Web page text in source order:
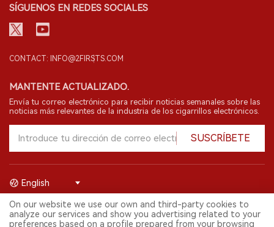
SÍGUENOS EN REDES SOCIALES
CONTACT: INFO@2FIRSTS.COM
MANTENTE ACTUALIZADO.
Envía tu correo electrónico para recibir noticias semanales sobre las
noticias más relevantes de la industria de los cigarrillos electrónicos.
SUSCRÍBETE
© 2026 Shenzhen 2FIRSTS Technology Co.,Ltd. Todos los derechos
reservados.
English
On our website we use our own and third-party cookies to
analyze our services and show you advertising related to your
preferences based on a profile prepared from your browsing